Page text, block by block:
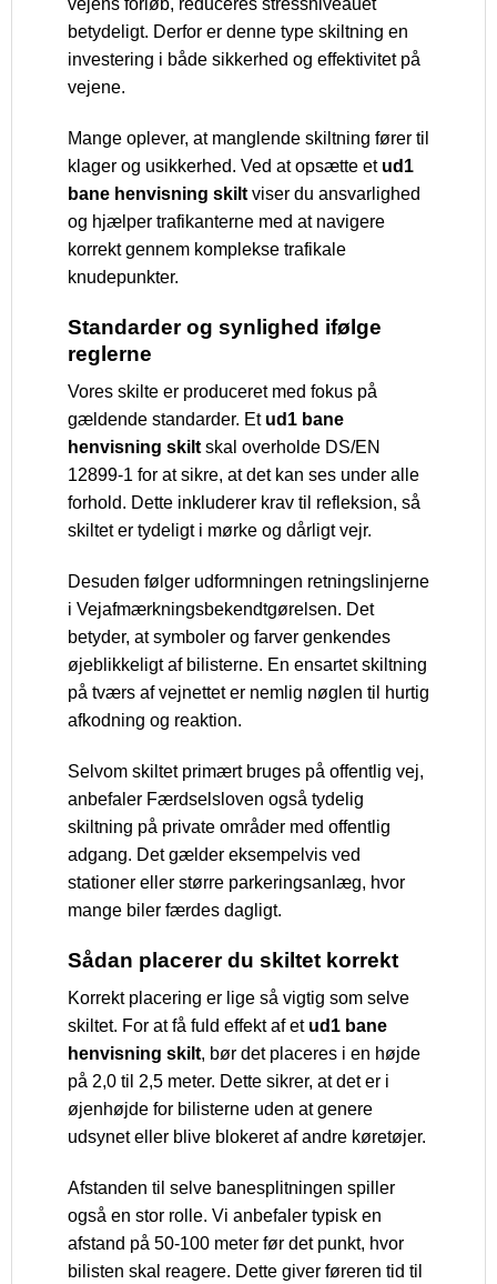
vejens forløb, reduceres stressniveauet
betydeligt. Derfor er denne type skiltning en
investering i både sikkerhed og effektivitet på
vejene.
Mange oplever, at manglende skiltning fører til
klager og usikkerhed. Ved at opsætte et ud1
bane henvisning skilt viser du ansvarlighed
og hjælper trafikanterne med at navigere
korrekt gennem komplekse trafikale
knudepunkter.
Standarder og synlighed ifølge
reglerne
Vores skilte er produceret med fokus på
gældende standarder. Et ud1 bane
henvisning skiltskal overholde DS/EN
12899-1 for at sikre, at det kan ses under alle
forhold. Dette inkluderer krav til refleksion, så
skiltet er tydeligt i mørke og dårligt vejr.
Desuden følger udformningen retningslinjerne
i Vejafmærkningsbekendtgørelsen. Det
betyder, at symboler og farver genkendes
øjeblikkeligt af bilisterne. En ensartet skiltning
på tværs af vejnettet er nemlig nøglen til hurtig
afkodning og reaktion.
Selvom skiltet primært bruges på offentlig vej,
anbefaler Færdselsloven også tydelig
skiltning på private områder med offentlig
adgang. Det gælder eksempelvis ved
stationer eller større parkeringsanlæg, hvor
mange biler færdes dagligt.
Sådan placerer du skiltet korrekt
Korrekt placering er lige så vigtig som selve
skiltet. For at få fuld effekt af et ud1 bane
henvisning skilt, bør det placeres i en højde
på 2,0 til 2,5 meter. Dette sikrer, at det er i
øjenhøjde for bilisterne uden at genere
udsynet eller blive blokeret af andre køretøjer.
Afstanden til selve banesplitningen spiller
også en stor rolle. Vi anbefaler typisk en
afstand på 50-100 meter før det punkt, hvor
bilisten skal reagere. Dette giver føreren tid til